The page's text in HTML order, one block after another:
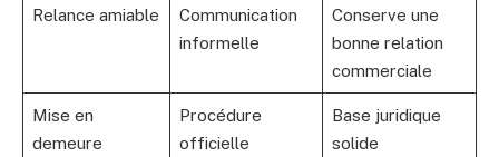
Relance amiable
Communication
informelle
Conserve une
bonne relation
commerciale
Mise en
demeure
Procédure
officielle
Base juridique
solide